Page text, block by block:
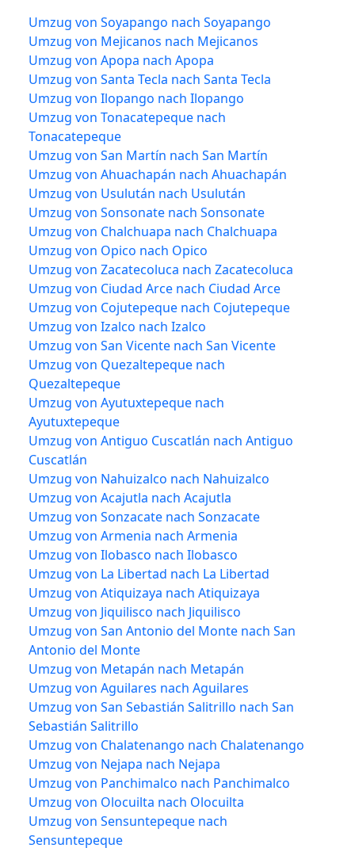
Umzug von Soyapango nach Soyapango
Umzug von Mejicanos nach Mejicanos
Umzug von Apopa nach Apopa
Umzug von Santa Tecla nach Santa Tecla
Umzug von Ilopango nach Ilopango
Umzug von Tonacatepeque nach
Tonacatepeque
Umzug von San Martín nach San Martín
Umzug von Ahuachapán nach Ahuachapán
Umzug von Usulután nach Usulután
Umzug von Sonsonate nach Sonsonate
Umzug von Chalchuapa nach Chalchuapa
Umzug von Opico nach Opico
Umzug von Zacatecoluca nach Zacatecoluca
Umzug von Ciudad Arce nach Ciudad Arce
Umzug von Cojutepeque nach Cojutepeque
Umzug von Izalco nach Izalco
Umzug von San Vicente nach San Vicente
Umzug von Quezaltepeque nach
Quezaltepeque
Umzug von Ayutuxtepeque nach
Ayutuxtepeque
Umzug von Antiguo Cuscatlán nach Antiguo
Cuscatlán
Umzug von Nahuizalco nach Nahuizalco
Umzug von Acajutla nach Acajutla
Umzug von Sonzacate nach Sonzacate
Umzug von Armenia nach Armenia
Umzug von Ilobasco nach Ilobasco
Umzug von La Libertad nach La Libertad
Umzug von Atiquizaya nach Atiquizaya
Umzug von Jiquilisco nach Jiquilisco
Umzug von San Antonio del Monte nach San
Antonio del Monte
Umzug von Metapán nach Metapán
Umzug von Aguilares nach Aguilares
Umzug von San Sebastián Salitrillo nach San
Sebastián Salitrillo
Umzug von Chalatenango nach Chalatenango
Umzug von Nejapa nach Nejapa
Umzug von Panchimalco nach Panchimalco
Umzug von Olocuilta nach Olocuilta
Umzug von Sensuntepeque nach
Sensuntepeque